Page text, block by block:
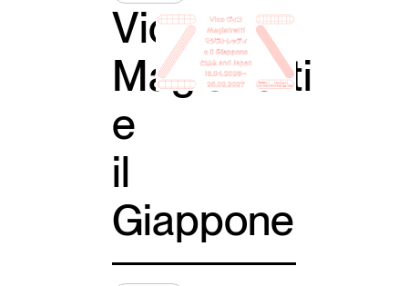
Vico
Magistretti
e
il
Giappone